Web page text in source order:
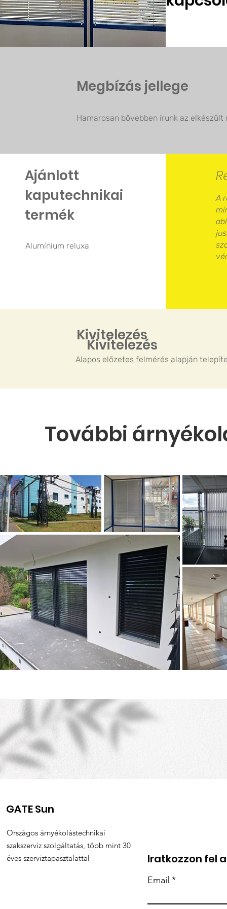
Megbízás jellege
Hamarosan bővebben írunk az
Ajánlott
kaputechnikai
termék
Alumínium reluxa
A
Kivitelezés
Alapos előzetes felmérés alapján
Kivitelezés
További
GATE Sun
Országos árnyékolástechnikai
szakszerviz szolgáltatás, több mint 30
éves szerviztapasztalattal
Iratkozzon fel
Email